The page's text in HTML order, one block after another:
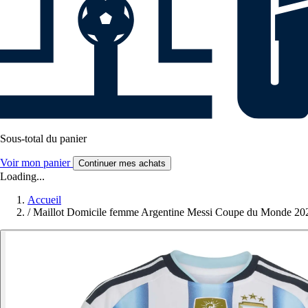
Sous-total du panier
Voir mon panier Continuer mes achats
Loading...
Accueil
/ Maillot Domicile femme Argentine Messi Coupe du Monde